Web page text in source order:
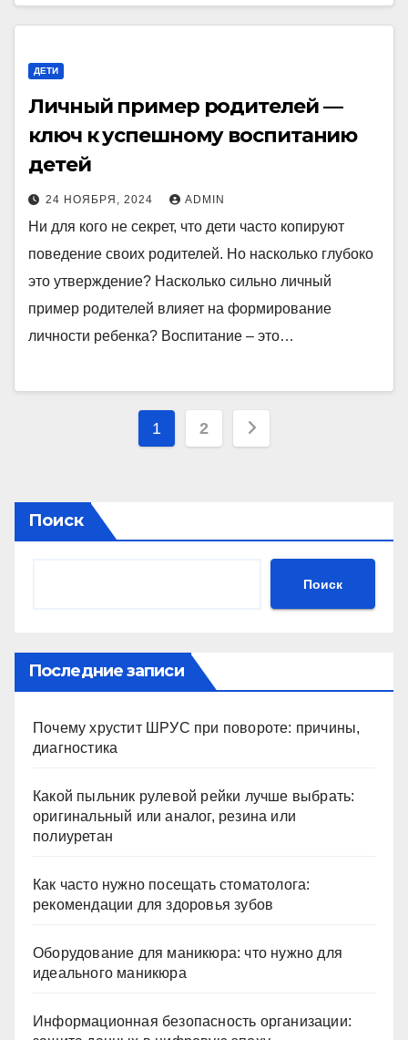
ДЕТИ
Личный пример родителей —
ключ к успешному воспитанию
детей
24 НОЯБРЯ, 2024 ADMIN
Ни для кого не секрет, что дети часто копируют
поведение своих родителей. Но насколько глубоко
это утверждение? Насколько сильно личный
пример родителей влияет на формирование
личности ребенка? Воспитание – это…
Пагинация
1 2
Поиск
Поиск
Последние записи
Почему хрустит ШРУС при повороте: причины,
диагностика
Какой пыльник рулевой рейки лучше выбрать:
оригинальный или аналог, резина или
полиуретан
Как часто нужно посещать стоматолога:
рекомендации для здоровья зубов
Оборудование для маникюра: что нужно для
идеального маникюра
Информационная безопасность организации: